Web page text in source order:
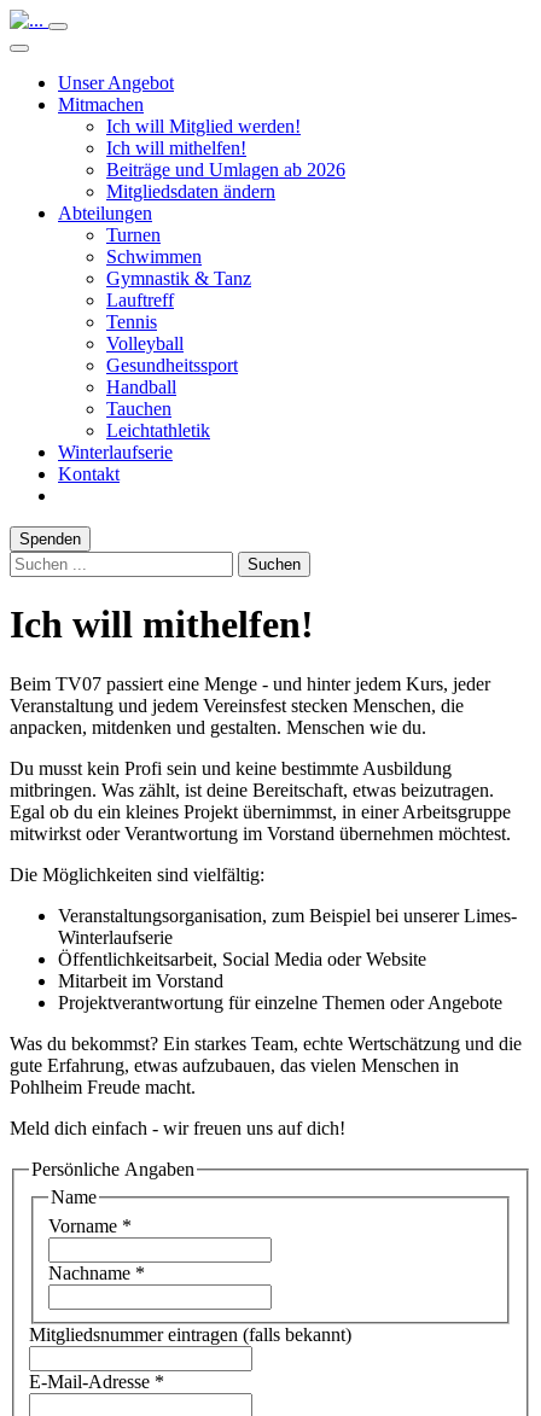
Unser Angebot
Mitmachen
Ich will Mitglied werden!
Ich will mithelfen!
Beiträge und Umlagen ab 2026
Mitgliedsdaten ändern
Abteilungen
Turnen
Schwimmen
Gymnastik & Tanz
Lauftreff
Tennis
Volleyball
Gesundheitssport
Handball
Tauchen
Leichtathletik
Winterlaufserie
Kontakt
Spenden
Suchen
Ich will mithelfen!
Beim TV07 passiert eine Menge - und hinter jedem Kurs, jeder
Veranstaltung und jedem Vereinsfest stecken Menschen, die
anpacken, mitdenken und gestalten. Menschen wie du.
Du musst kein Profi sein und keine bestimmte Ausbildung
mitbringen. Was zählt, ist deine Bereitschaft, etwas beizutragen.
Egal ob du ein kleines Projekt übernimmst, in einer Arbeitsgruppe
mitwirkst oder Verantwortung im Vorstand übernehmen möchtest.
Die Möglichkeiten sind vielfältig:
Veranstaltungsorganisation, zum Beispiel bei unserer Limes-
Winterlaufserie
Öffentlichkeitsarbeit, Social Media oder Website
Mitarbeit im Vorstand
Projektverantwortung für einzelne Themen oder Angebote
Was du bekommst? Ein starkes Team, echte Wertschätzung und die
gute Erfahrung, etwas aufzubauen, das vielen Menschen in
Pohlheim Freude macht.
Meld dich einfach - wir freuen uns auf dich!
Persönliche Angaben
Name
Vorname *
Nachname *
Mitgliedsnummer eintragen (falls bekannt)
E-Mail-Adresse *